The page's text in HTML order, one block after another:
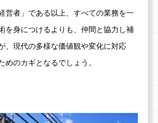
営者」である以上、すべての業務を一
を身につけるよりも、仲間と協力し補
、現代の多様な価値観や変化に対応
めのカギとなるでしょう。